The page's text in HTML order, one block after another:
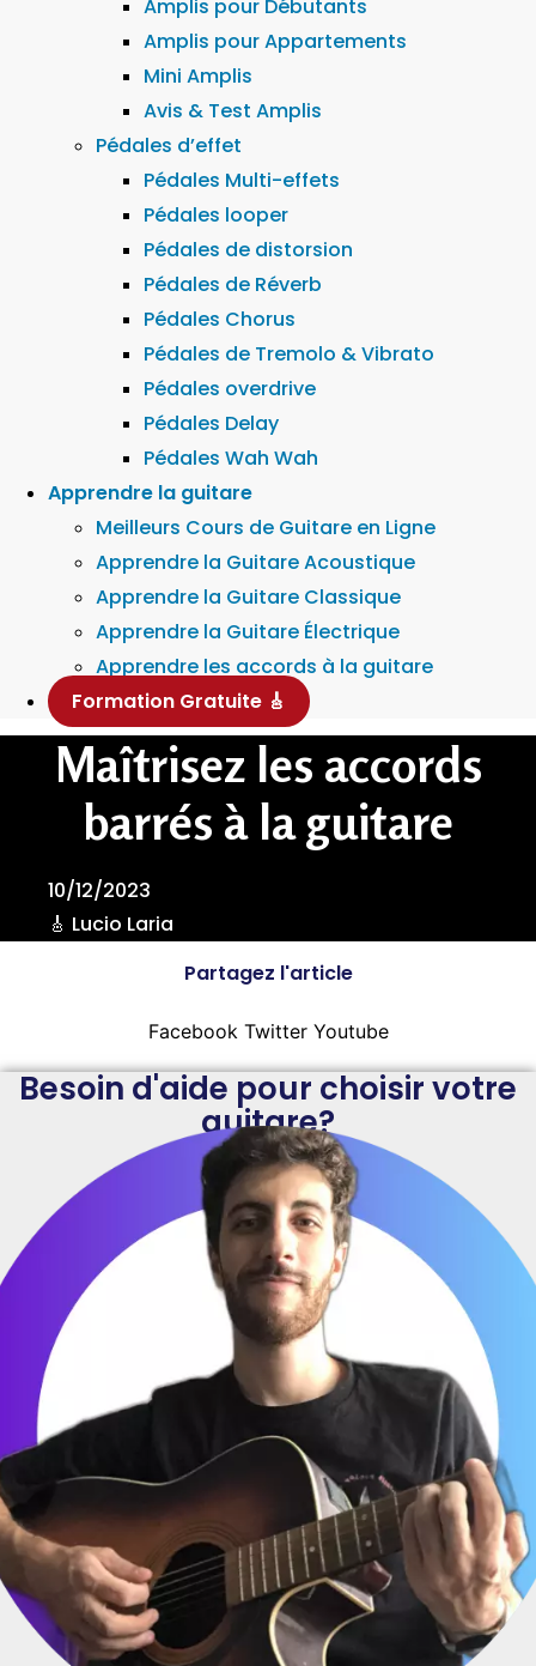
Amplis pour Débutants
Amplis pour Appartements
Mini Amplis
Avis & Test Amplis
Pédales d’effet
Pédales Multi-effets
Pédales looper
Pédales de distorsion
Pédales de Réverb
Pédales Chorus
Pédales de Tremolo & Vibrato
Pédales overdrive
Pédales Delay
Pédales Wah Wah
Apprendre la guitare
Meilleurs Cours de Guitare en Ligne
Apprendre la Guitare Acoustique
Apprendre la Guitare Classique
Apprendre la Guitare Électrique
Apprendre les accords à la guitare
Formation Gratuite 🎸
Maîtrisez les accords
barrés à la guitare
10/12/2023
🎸 Lucio Laria
Partagez l'article
Facebook Twitter Youtube
Besoin d'aide pour choisir votre
guitare?